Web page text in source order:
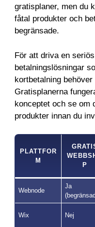
gratisplaner, men du
fåtal produkter och
begränsade.
För att driva en
betalningslösningar
kortbetalning
Gratisplanerna
konceptet och se om
produkter innan du
PLATTFOR
M
P
Webnode
Ja
Wix Nej